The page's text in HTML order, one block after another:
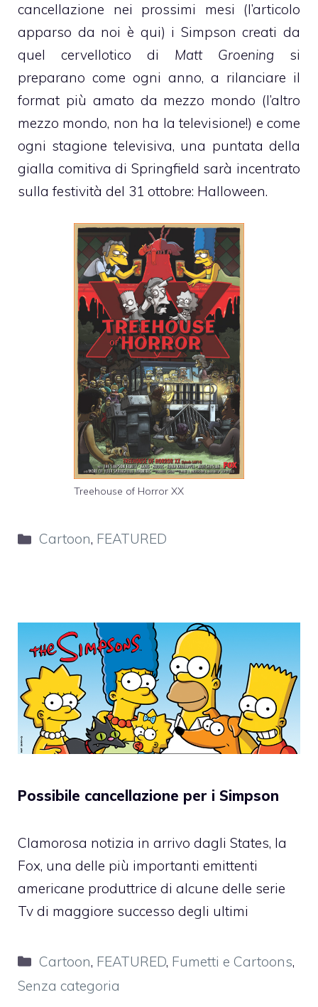
cancellazione nei prossimi mesi (l’articolo
apparso da noi è qui) i Simpson creati da
quel cervellotico di Matt Groening si
preparano come ogni anno, a rilanciare il
format più amato da mezzo mondo (l’altro
mezzo mondo, non ha la televisione!) e come
ogni stagione televisiva, una puntata della
gialla comitiva di Springfield sarà incentrato
sulla festività del 31 ottobre: Halloween.
Treehouse of Horror XX
Categorie
Cartoon, FEATURED
Possibile cancellazione per i Simpson
Clamorosa notizia in arrivo dagli States, la
Fox, una delle più importanti emittenti
americane produttrice di alcune delle serie
Tv di maggiore successo degli ultimi
Categorie
Cartoon, FEATURED, Fumetti e Cartoons,
Senza categoria